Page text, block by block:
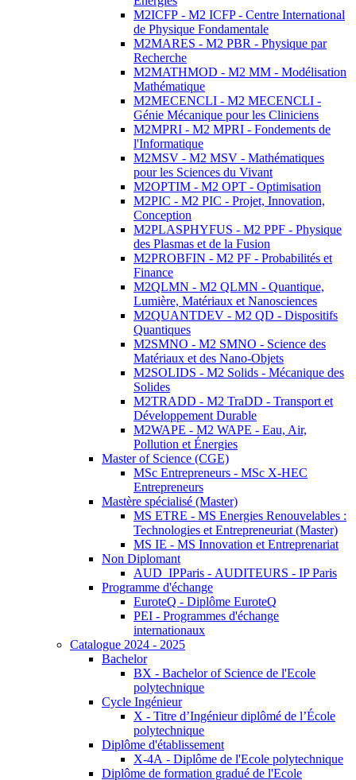
M2ICFP - M2 ICFP - Centre International
de Physique Fondamentale
M2MARES - M2 PBR - Physique par
Recherche
M2MATHMOD - M2 MM - Modélisation
Mathématique
M2MECENCLI - M2 MECENCLI -
Génie Mécanique pour les Cliniciens
M2MPRI - M2 MPRI - Fondements de
l'Informatique
M2MSV - M2 MSV - Mathématiques
pour les Sciences du Vivant
M2OPTIM - M2 OPT - Optimisation
M2PIC - M2 PIC - Projet, Innovation,
Conception
M2PLASPHYFUS - M2 PPF - Physique
des Plasmas et de la Fusion
M2PROBFIN - M2 PF - Probabilités et
Finance
M2QLMN - M2 QLMN - Quantique,
Lumière, Matériaux et Nanosciences
M2QUANTDEV - M2 QD - Dispositifs
Quantiques
M2SMNO - M2 SMNO - Science des
Matériaux et des Nano-Objets
M2SOLIDS - M2 Solids - Mécanique des
Solides
M2TRADD - M2 TraDD - Transport et
Développement Durable
M2WAPE - M2 WAPE - Eau, Air,
Pollution et Énergies
Master of Science (CGE)
MSc Entrepreneurs - MSc X-HEC
Entrepreneurs
Mastère spécialisé (Master)
MS ETRE - MS Energies Renouvelables :
Technologies et Entrepreneuriat (Master)
MS IE - MS Innovation et Entreprenariat
Non Diplomant
AUD_IPParis - AUDITEURS - IP Paris
Programme d'échange
EuroteQ - Diplôme EuroteQ
PEI - Programmes d'échange
internationaux
Catalogue 2024 - 2025
Bachelor
BX - Bachelor of Science de l'Ecole
polytechnique
Cycle Ingénieur
X - Titre d’Ingénieur diplômé de l’École
polytechnique
Diplôme d'établissement
X-4A - Diplôme de l'Ecole polytechnique
Diplôme de formation gradué de l'Ecole